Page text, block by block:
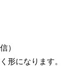
）
形になります。